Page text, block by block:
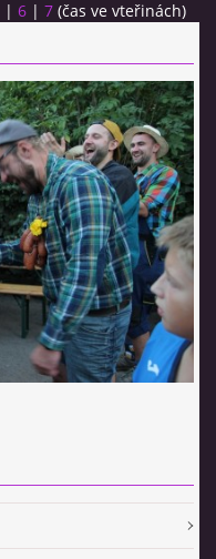
| 6 | 7 (čas ve vteřinách)